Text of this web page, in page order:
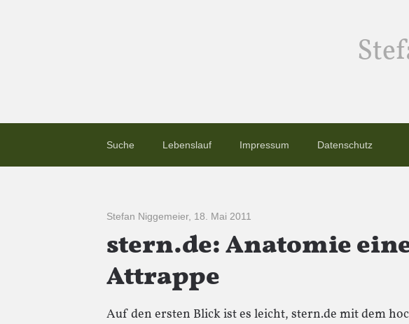
Suche Lebenslauf Impressum Datenschutz
Stefan Niggemeier, 18. Mai 2011
stern.de: Anatomie
Attrappe
Auf den ersten Blick ist es leicht, stern.de mit dem